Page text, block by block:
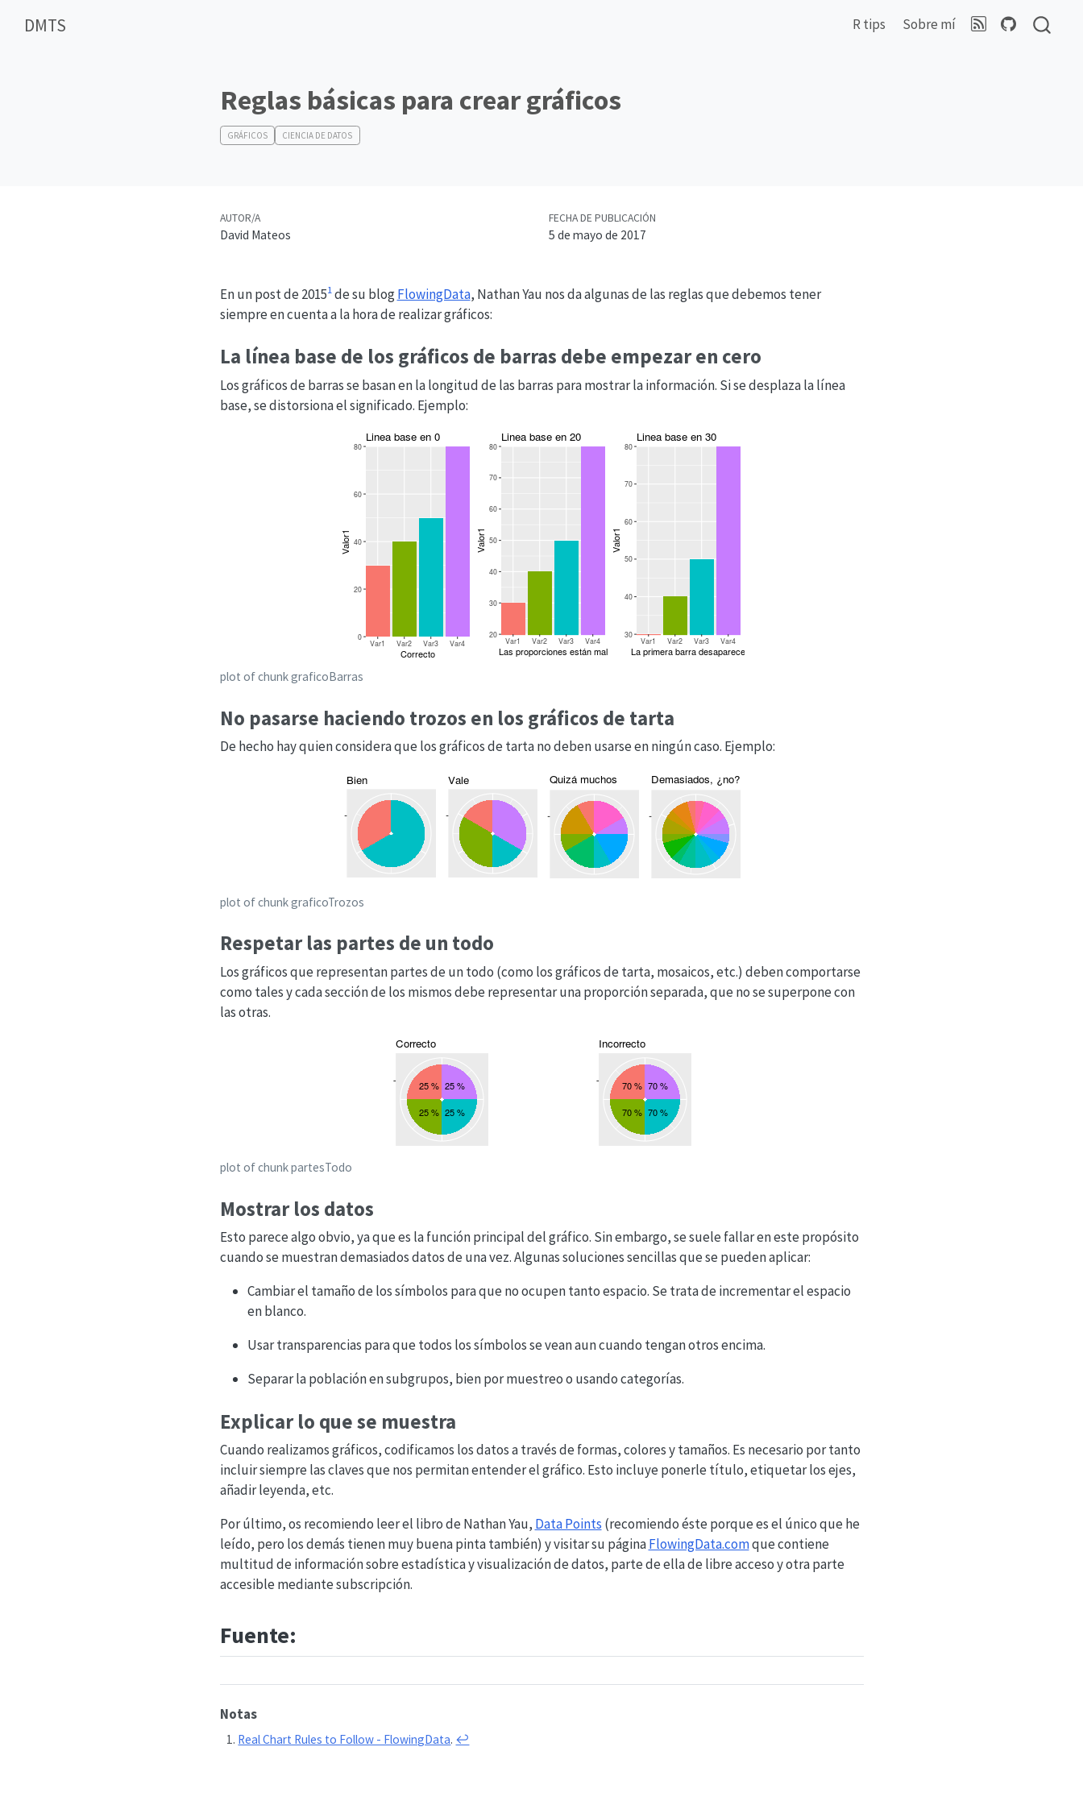
DMTS R tips Sobre mí
Reglas básicas para crear gráficos
GRÁFICOS CIENCIA DE DATOS
AUTOR/A
David Mateos
FECHA DE PUBLICACIÓN
5 de mayo de 2017
En un post de 20151de su blogFlowingData, Nathan Yau nos da algunas de las reglas que debemos tener
siempre en cuenta a la hora de realizar gráficos:
La línea base de los gráficos de barras debe empezar en cero
Los gráficos de barras se basan en la longitud de las barras para mostrar la información. Si se desplaza la línea
base, se distorsiona el significado. Ejemplo:
plot of chunk graficoBarras
No pasarse haciendo trozos en los gráficos de tarta
De hecho hay quien considera que los gráficos de tarta no deben usarse en ningún caso. Ejemplo:
plot of chunk graficoTrozos
Respetar las partes de un todo
Los gráficos que representan partes de un todo (como los gráficos de tarta, mosaicos, etc.) deben comportarse
como tales y cada sección de los mismos debe representar una proporción separada, que no se superpone con
las otras.
plot of chunk partesTodo
Mostrar los datos
Esto parece algo obvio, ya que es la función principal del gráfico. Sin embargo, se suele fallar en este propósito
cuando se muestran demasiados datos de una vez. Algunas soluciones sencillas que se pueden aplicar:
Cambiar el tamaño de los símbolos para que no ocupen tanto espacio. Se trata de incrementar el espacio
en blanco.
Usar transparencias para que todos los símbolos se vean aun cuando tengan otros encima.
Separar la población en subgrupos, bien por muestreo o usando categorías.
Explicar lo que se muestra
Cuando realizamos gráficos, codificamos los datos a través de formas, colores y tamaños. Es necesario por tanto
incluir siempre las claves que nos permitan entender el gráfico. Esto incluye ponerle título, etiquetar los ejes,
añadir leyenda, etc.
Por último, os recomiendo leer el libro de Nathan Yau, Data Points (recomiendo éste porque es el único que he
leído, pero los demás tienen muy buena pinta también) y visitar su páginaFlowingData.comque contiene
multitud de información sobre estadística y visualización de datos, parte de ella de libre acceso y otra parte
accesible mediante subscripción.
Fuente:
Notas
Real Chart Rules to Follow - FlowingData. ↩︎